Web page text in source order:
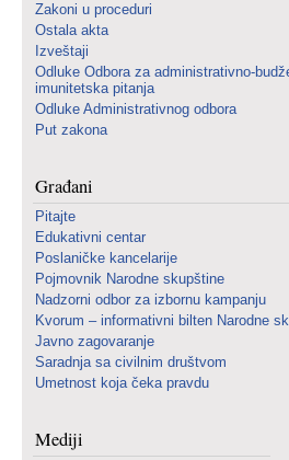
Zakoni u proceduri
Ostala akta
Izveštaji
Odluke Odbora za administrativno-
imunitetska pitanja
Odluke Administrativnog odbora
Put zakona
Građani
Pitajte
Edukativni centar
Poslaničke kancelarije
Pojmovnik Narodne skupštine
Nadzorni odbor za izbornu kampanju
Kvorum – informativni bilten Narodne
Javno zagovaranje
Saradnja sa civilnim društvom
Umetnost koja čeka pravdu
Mediji